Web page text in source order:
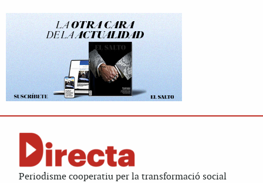
Periodisme cooperatiu per la transformació social